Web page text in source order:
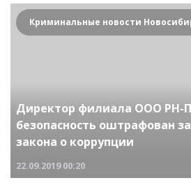
Директор филиала ООО РН-
безопасность оштрафован
закона о коррупции
22.09.2019 00:20